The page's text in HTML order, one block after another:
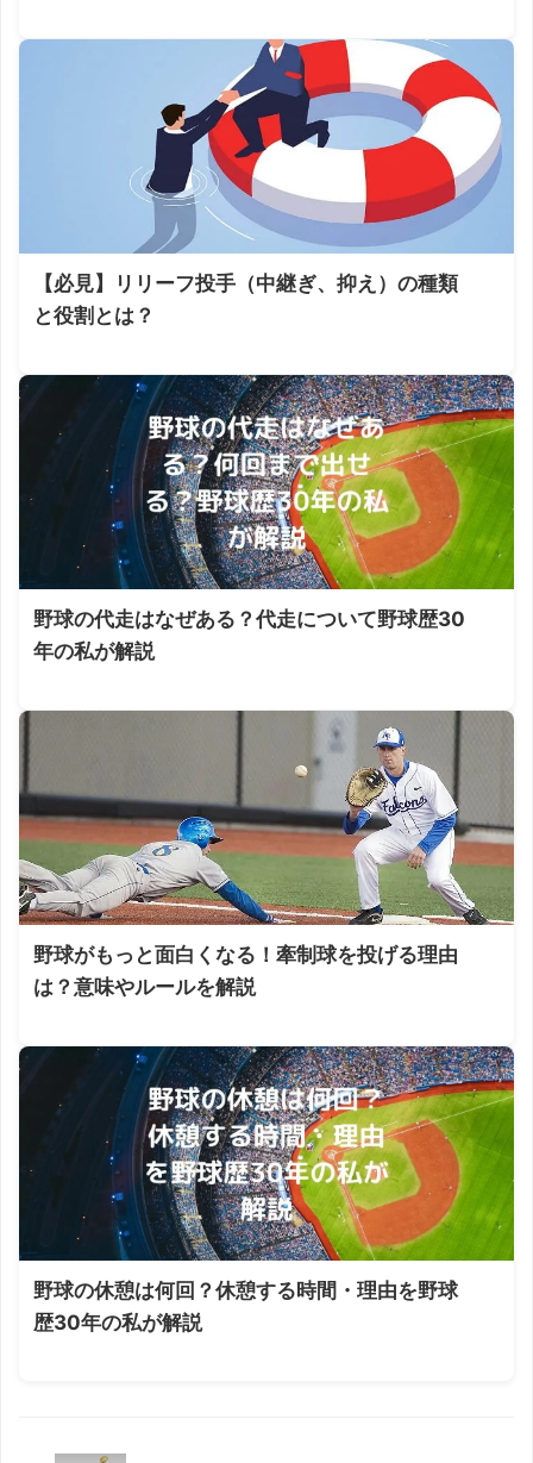
【必見】リリーフ投手（中継ぎ、抑え）の種類
と役割とは？
野球の代走はなぜある？代走について野球歴30
年の私が解説
野球がもっと面白くなる！牽制球を投げる理由
は？意味やルールを解説
野球の休憩は何回？休憩する時間・理由を野球
歴30年の私が解説